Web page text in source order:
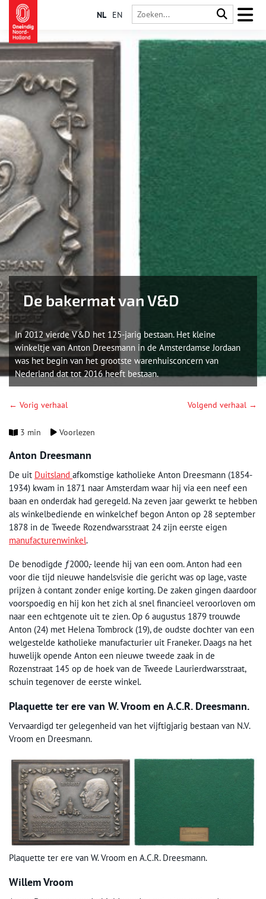
NL EN
De bakermat van V&D
In 2012 vierde V&D het 125-jarig bestaan. Het kleine
winkeltje van Anton Dreesmann in de Amsterdamse Jordaan
was het begin van het grootste warenhuisconcern van
Nederland dat tot 2016 heeft bestaan.
← Vorig verhaal Volgend verhaal →
3 min Voorlezen
Anton Dreesmann
De uit Duitsland afkomstige katholieke Anton Dreesmann (1854-
1934) kwam in 1871 naar Amsterdam waar hij via een neef een
baan en onderdak had geregeld. Na zeven jaar gewerkt te hebben
als winkelbediende en winkelchef begon Anton op 28 september
1878 in de Tweede Rozendwarsstraat 24 zijn eerste eigen
manufacturenwinkel.
De benodigde ƒ2000,- leende hij van een oom. Anton had een
voor die tijd nieuwe handelsvisie die gericht was op lage, vaste
prijzen à contant zonder enige korting. De zaken gingen daardoor
voorspoedig en hij kon het zich al snel financieel veroorloven om
naar een echtgenote uit te zien. Op 6 augustus 1879 trouwde
Anton (24) met Helena Tombrock (19), de oudste dochter van een
welgestelde katholieke manufacturier uit Franeker. Daags na het
huwelijk opende Anton een nieuwe tweede zaak in de
Rozenstraat 145 op de hoek van de Tweede Laurierdwarsstraat,
schuin tegenover de eerste winkel.
Plaquette ter ere van W. Vroom en A.C.R. Dreesmann.
Vervaardigd ter gelegenheid van het vijftigjarig bestaan van N.V.
Vroom en Dreesmann.
Plaquette ter ere van W. Vroom en A.C.R. Dreesmann.
Willem Vroom